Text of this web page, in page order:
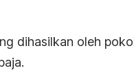
dihasilkan oleh